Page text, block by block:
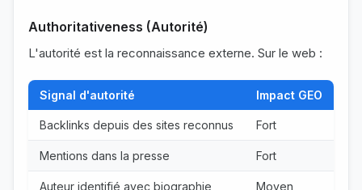
Authoritativeness (Autorité)
L'autorité est la reconnaissance externe. Sur le web :
Signal d'autorité Impact GEO
Backlinks depuis des sites reconnus Fort
Mentions dans la presse Fort
Auteur identifié avec biographie Moyen